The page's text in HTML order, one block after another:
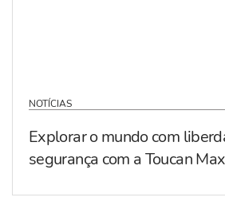
NOTÍCIAS
Explorar o mundo com
segurança com a Toucan